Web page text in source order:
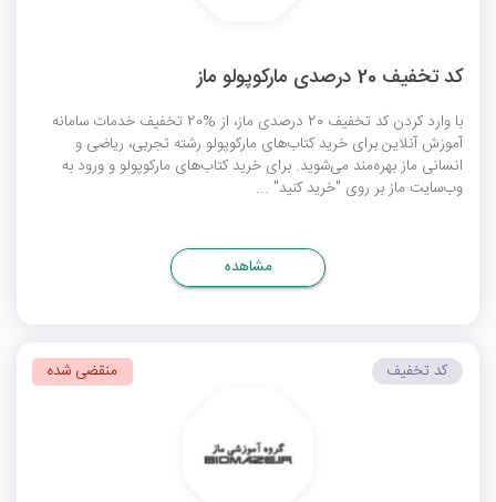
کد تخفیف 20 درصدی مارکوپولو ماز
با وارد کردن کد تخفیف 20 درصدی ماز، از %20 تخفیف خدمات سامانه
آموزش آنلاین برای خرید کتاب‌های مارکوپولو رشته تجربی، ریاضی و
انسانی ماز بهره‌مند می‌شوید. برای خرید کتاب‌های مارکوپولو و ورود به
وب‌سایت ماز بر روی "خرید کنید" ...
مشاهده
کد تخفیف منقضی شده